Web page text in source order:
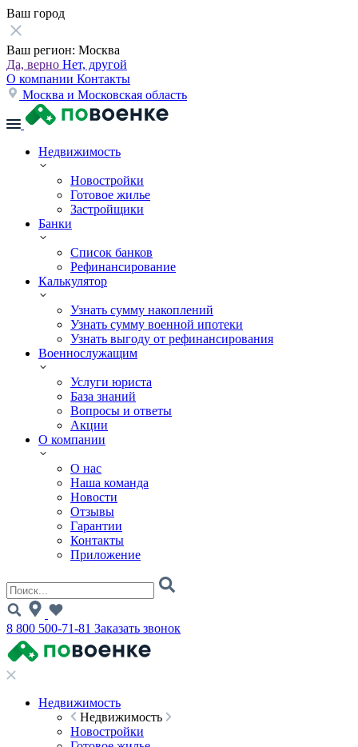
Ваш город
Ваш регион: Москва
Да, верно Нет, другой
О компании Контакты
Москва и Московская область
Недвижимость
Новостройки
Готовое жилье
Застройщики
Банки
Список банков
Рефинансирование
Калькулятор
Узнать сумму накоплений
Узнать сумму военной ипотеки
Узнать выгоду от рефинансирования
Военнослужащим
Услуги юриста
База знаний
Вопросы и ответы
Акции
О компании
О нас
Наша команда
Новости
Отзывы
Гарантии
Контакты
Приложение
8 800 500-71-81 Заказать звонок
Недвижимость
Недвижимость
Новостройки